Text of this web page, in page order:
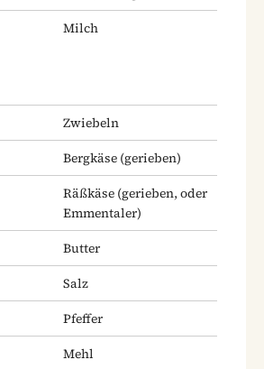
Milch
Zwiebeln
Bergkäse (gerieben)
Räßkäse (gerieben, oder
Emmentaler)
Butter
Salz
Pfeffer
Mehl